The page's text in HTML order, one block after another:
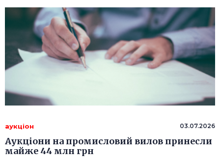
аукціон 03.07.2026
Аукціони на промисловий вилов принесли
майже 44 млн грн